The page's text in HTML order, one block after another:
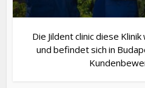
Die Jildent clinic diese
und befindet sich in